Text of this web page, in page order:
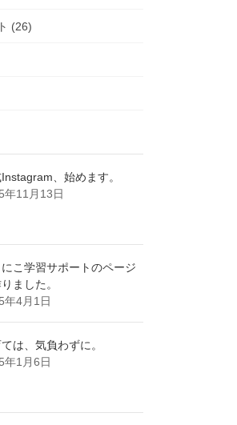
(26)
、始めます。
年11月13日
にこ学習サポートのページ
ました。
年4月1日
は、気負わずに。
年1月6日